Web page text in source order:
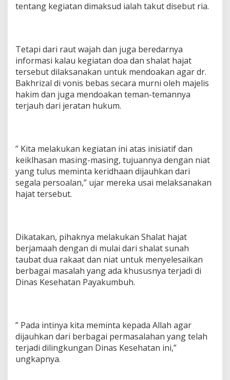
tentang kegiatan dimaksud ialah takut disebut ria.
Tetapi dari raut wajah dan juga beredarnya
informasi kalau kegiatan doa dan shalat hajat
tersebut dilaksanakan untuk mendoakan agar dr.
Bakhrizal di vonis bebas secara murni oleh majelis
hakim dan juga mendoakan teman-temannya
terjauh dari jeratan hukum.
” Kita melakukan kegiatan ini atas inisiatif dan
keiklhasan masing-masing, tujuannya dengan niat
yang tulus meminta keridhaan dijauhkan dari
segala persoalan,” ujar mereka usai melaksanakan
hajat tersebut.
Dikatakan, pihaknya melakukan Shalat hajat
berjamaah dengan di mulai dari shalat sunah
taubat dua rakaat dan niat untuk menyelesaikan
berbagai masalah yang ada khususnya terjadi di
Dinas Kesehatan Payakumbuh.
” Pada intinya kita meminta kepada Allah agar
dijauhkan dari berbagai permasalahan yang telah
terjadi dilingkungan Dinas Kesehatan ini,”
ungkapnya.